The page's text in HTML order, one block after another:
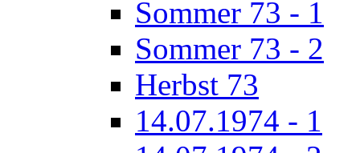
Sommer 73 - 1
Sommer 73 - 2
Herbst 73
14.07.1974 - 1